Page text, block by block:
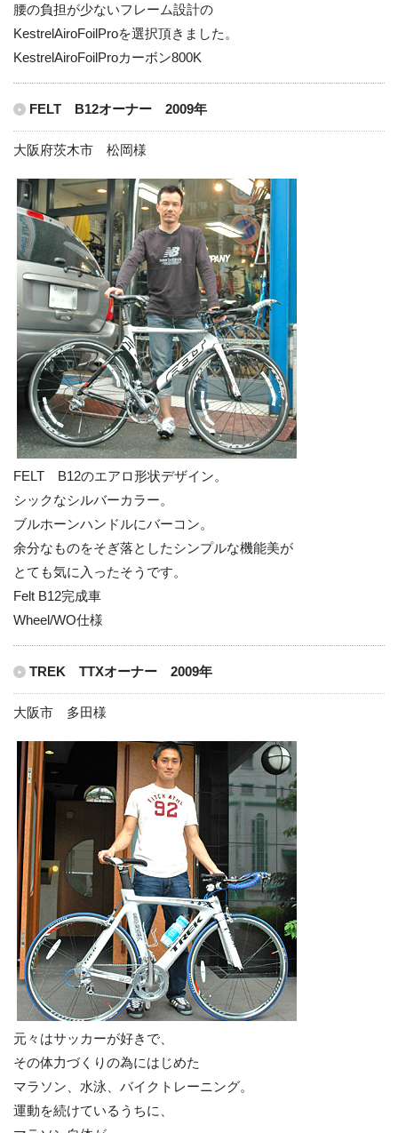
腰の負担が少ないフレーム設計の
KestrelAiroFoilProを選択頂きました。
KestrelAiroFoilProカーボン800K
FELT B12オーナー 2009年
大阪府茨木市 松岡様
FELT B12のエアロ形状デザイン。
シックなシルバーカラー。
ブルホーンハンドルにバーコン。
余分なものをそぎ落としたシンプルな機能美が
とても気に入ったそうです。
Felt B12完成車
Wheel/WO仕様
TREK TTXオーナー 2009年
大阪市 多田様
元々はサッカーが好きで、
その体力づくりの為にはじめた
マラソン、水泳、バイクトレーニング。
運動を続けているうちに、